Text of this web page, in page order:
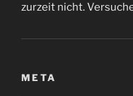
zurzeit nicht.
META